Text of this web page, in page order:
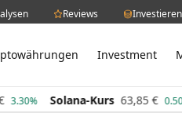
Reviews Investieren
Investment
Kurs 63,85 € 0.50% TRON-